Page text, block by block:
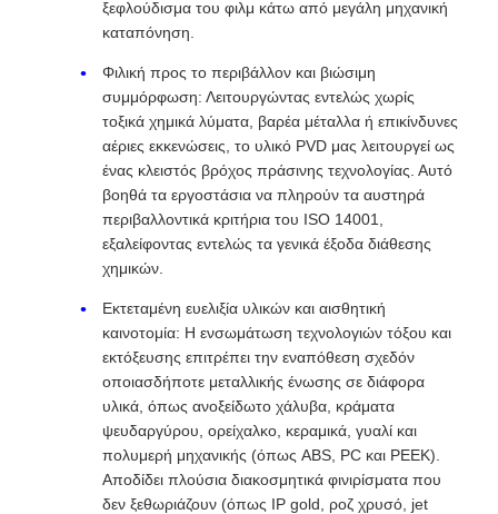
ξεφλούδισμα του φιλμ κάτω από μεγάλη μηχανική
καταπόνηση.
Φιλική προς το περιβάλλον και βιώσιμη
συμμόρφωση: Λειτουργώντας εντελώς χωρίς
τοξικά χημικά λύματα, βαρέα μέταλλα ή επικίνδυνες
αέριες εκκενώσεις, το υλικό PVD μας λειτουργεί ως
ένας κλειστός βρόχος πράσινης τεχνολογίας. Αυτό
βοηθά τα εργοστάσια να πληρούν τα αυστηρά
περιβαλλοντικά κριτήρια του ISO 14001,
εξαλείφοντας εντελώς τα γενικά έξοδα διάθεσης
χημικών.
Εκτεταμένη ευελιξία υλικών και αισθητική
καινοτομία: Η ενσωμάτωση τεχνολογιών τόξου και
εκτόξευσης επιτρέπει την εναπόθεση σχεδόν
οποιασδήποτε μεταλλικής ένωσης σε διάφορα
υλικά, όπως ανοξείδωτο χάλυβα, κράματα
ψευδαργύρου, ορείχαλκο, κεραμικά, γυαλί και
πολυμερή μηχανικής (όπως ABS, PC και PEEK).
Αποδίδει πλούσια διακοσμητικά φινιρίσματα που
δεν ξεθωριάζουν (όπως IP gold, ροζ χρυσό, jet